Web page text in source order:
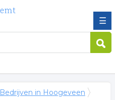
☰
Bedrijven in Hoogeveen